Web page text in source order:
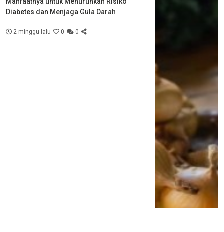
Diabetes dan Menjaga Gula Darah
2 minggu lalu 0 0